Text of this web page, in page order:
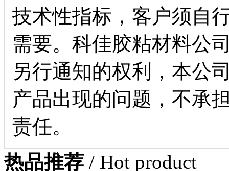
技术性指标，客户须自
需要。科佳胶粘材料公
另行通知的权利，本公
产品出现的问题，不承
责任。
热品推荐 / Hot product